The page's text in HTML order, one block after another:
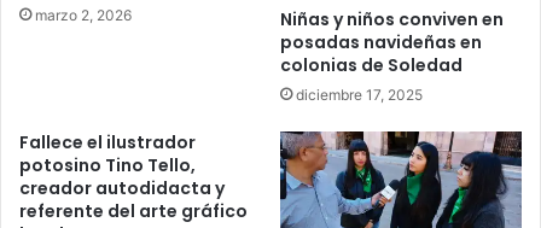
marzo 2, 2026
Niñas y niños conviven en
posadas navideñas en
colonias de Soledad
diciembre 17, 2025
Fallece el ilustrador
potosino Tino Tello,
creador autodidacta y
referente del arte gráfico